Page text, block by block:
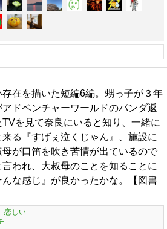
在を描いた短編6編。甥っ子が３年
ドベンチャーワールドのパンダ返
を見て奈良にいると知り、一緒に
る『すげぇ泣くじゃん』、施設に
母が口笛を吹き苦情が出ているので
われ、大叔母のことを知ることに
な感じ』が良かったかな。【図書
恋しい